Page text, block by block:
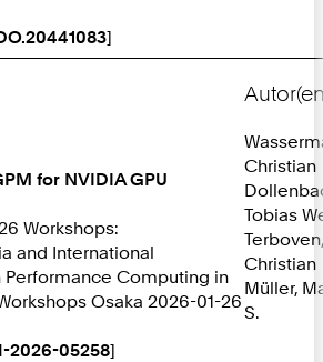
]
for NVIDIA GPU
Workshops:
and International
Computing in
Osaka 2026-01-26
2026-05258]
Christian
Tobias
Terboven,
Christian
Müller,
S.